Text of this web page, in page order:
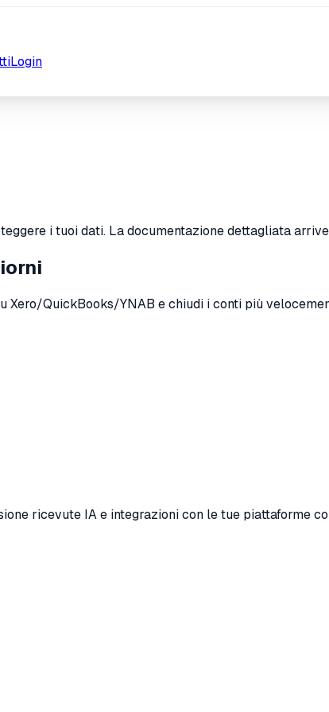
Login
i tuoi dati. La documentazione dettagliata
Xero/QuickBooks/YNAB e chiudi i conti più
ricevute IA e integrazioni con le tue piattaforme